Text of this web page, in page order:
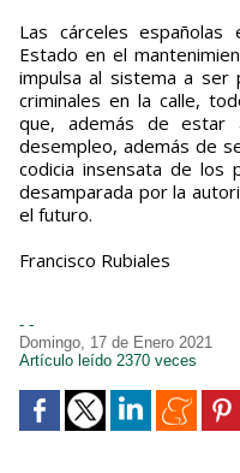
Las cárceles
Estado en el
impulsa al sistema a
criminales en la calle,
que, además de estar
desempleo, además de
codicia insensata de los
desamparada por la
el futuro.
Francisco Rubiales
- -
Domingo, 17 de Enero 2021
Artículo leído 2370 veces